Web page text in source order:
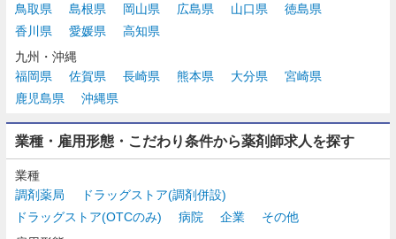
鳥取県
島根県 岡山県 広島県 山口県
徳島県
香川県
愛媛県
高知県
九州・沖縄
福岡県
佐賀県 長崎県 熊本県 大分県
宮崎県
鹿児島県
沖縄県
業種・雇用形態・こだわり条件から薬剤師求人を探す
業種
調剤薬局
ドラッグストア(調剤併設)
ドラッグストア(OTCのみ)
病院 企業
その他